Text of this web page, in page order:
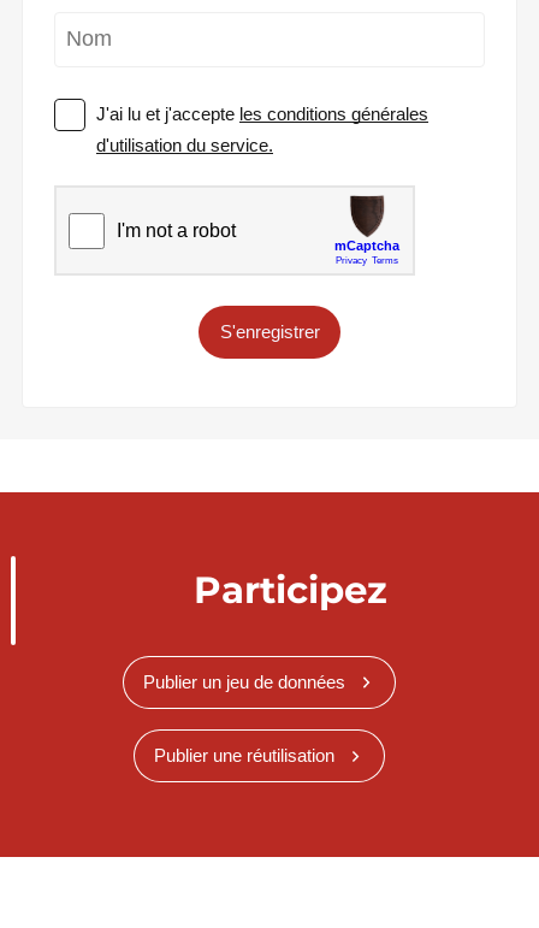
J'ai lu et j'accepte les conditions générales
d'utilisation du service.
S'enregistrer
Participez
Publier un jeu de données
Publier une réutilisation